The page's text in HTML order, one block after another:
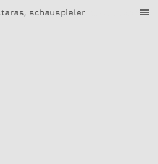
schauspielermarcus hoehn
|